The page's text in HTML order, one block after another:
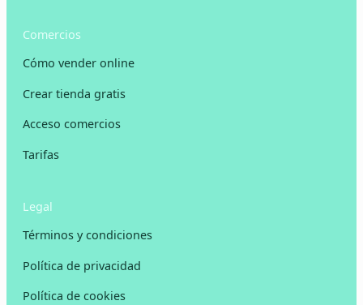
Comercios
Cómo vender online
Crear tienda gratis
Acceso comercios
Tarifas
Legal
Términos y condiciones
Política de privacidad
Política de cookies